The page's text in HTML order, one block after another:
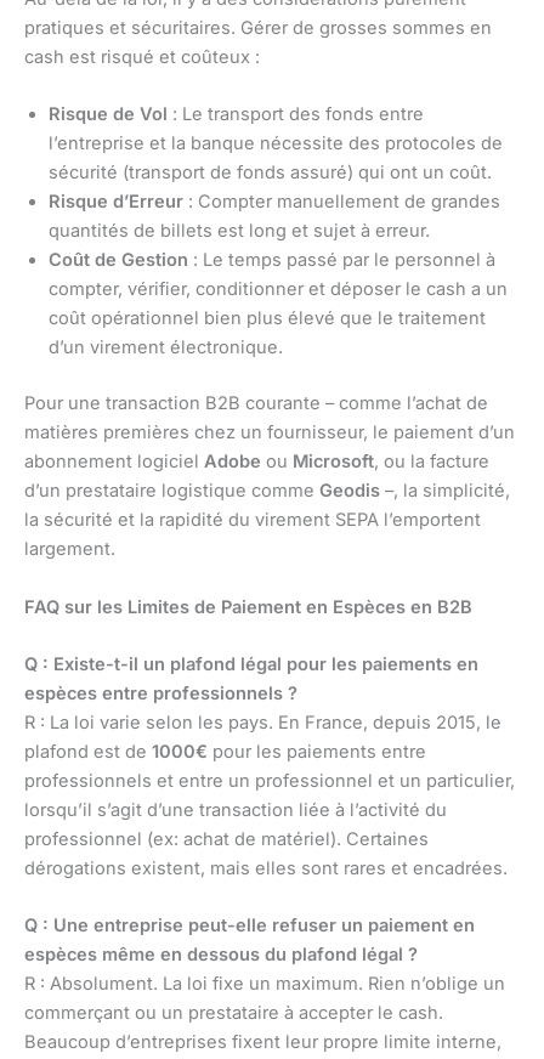
pratiques et sécuritaires. Gérer de grosses sommes en
cash est risqué et coûteux :
Risque de Vol : Le transport des fonds entre
l’entreprise et la banque nécessite des protocoles de
sécurité (transport de fonds assuré) qui ont un coût.
Risque d’Erreur : Compter manuellement de grandes
quantités de billets est long et sujet à erreur.
Coût de Gestion : Le temps passé par le personnel à
compter, vérifier, conditionner et déposer le cash a un
coût opérationnel bien plus élevé que le traitement
d’un virement électronique.
Pour une transaction B2B courante – comme l’achat de
matières premières chez un fournisseur, le paiement d’un
abonnement logiciel Adobe ou Microsoft, ou la facture
d’un prestataire logistique comme Geodis –, la simplicité,
la sécurité et la rapidité du virement SEPA l’emportent
largement.
FAQ sur les Limites de Paiement en Espèces en B2B
Q : Existe-t-il un plafond légal pour les paiements en
espèces entre professionnels ?
R : La loi varie selon les pays. En France, depuis 2015, le
plafond est de 1000€ pour les paiements entre
professionnels et entre un professionnel et un particulier,
lorsqu’il s’agit d’une transaction liée à l’activité du
professionnel (ex: achat de matériel). Certaines
dérogations existent, mais elles sont rares et encadrées.
Q : Une entreprise peut-elle refuser un paiement en
espèces même en dessous du plafond légal ?
R : Absolument. La loi fixe un maximum. Rien n’oblige un
commerçant ou un prestataire à accepter le cash.
Beaucoup d’entreprises fixent leur propre limite interne,